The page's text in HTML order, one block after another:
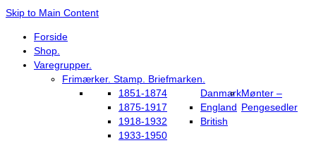
Skip to Main Content
Forside
Shop.
Varegrupper.
Frimærker. Stamp. Briefmarken.
Danmark
1851-1874
1875-1917
1918-1932
1933-1950
England
British
Mønter –
Pengesedler